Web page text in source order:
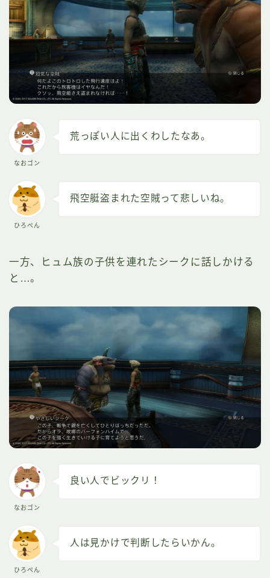
なおゴン
荒っぽい人に出くわしたなあ。
ひろぺん
飛空艇盗まれた空賊って悲しいね。
一方、ヒュム族の子供を連れたシークに話しかける
と…。
なおゴン
良い人でビックリ！
ひろぺん
人は見かけで判断したらいかん。